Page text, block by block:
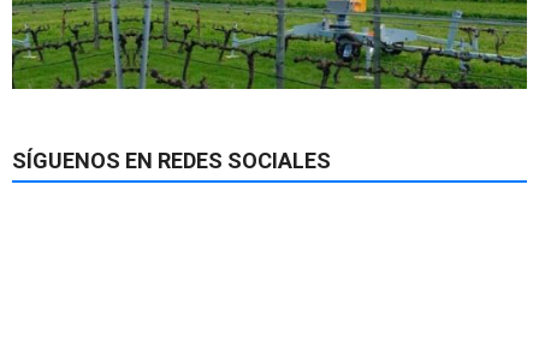
SÍGUENOS EN REDES SOCIALES